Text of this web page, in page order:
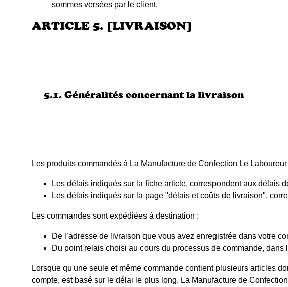
sommes versées par le client.
ARTICLE 5. [LIVRAISON]
5.1. Généralités concernant la livraison
Les produits commandés à La Manufacture de Confection Le
Les délais indiqués sur la fiche article, correspondent aux délais
Les délais indiqués sur la page "délais et coûts de livraison",
Les commandes sont expédiées à destination :
De l’adresse de livraison que vous avez enregistrée dans votre
Du point relais choisi au cours du processus de commande,
Lorsque qu'une seule et même commande contient plusieurs articles
compte, est basé sur le délai le plus long. La Manufacture de